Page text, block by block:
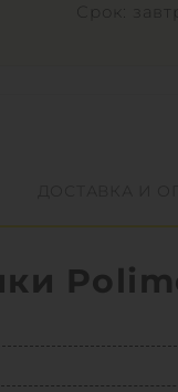
Срок: